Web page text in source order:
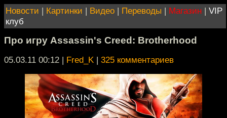
Новости | Картинки | Видео | Переводы | Магазин | VIP
клуб
Про игру Assassin's Creed: Brotherhood
05.03.11 00:12 | Fred_K | 325 комментариев